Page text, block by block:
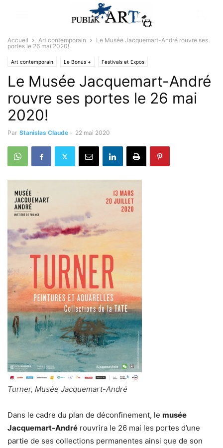
Accueil Art contemporain
Le Musée Jacquemart-André rouvre ses
portes le 26 mai 2020!
Art contemporain Le Bonus + Festivals et Expos
Le Musée Jacquemart-André
rouvre ses portes le 26 mai
2020!
Par Stanislas Claude - 22 mai 2020
Turner, Musée Jacquemart-André
Dans le cadre du plan de déconfinement, le musée
Jacquemart-André rouvrira le 26 mai les portes d’une
partie de ses collections permanentes ainsi que de son